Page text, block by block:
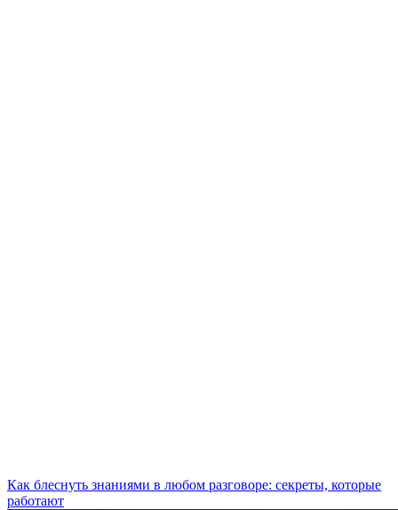
Как блеснуть знаниями в любом разговоре: секреты, которые
работают